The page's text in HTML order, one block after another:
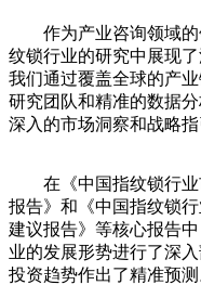
作为产业咨询领域的
纹锁行业的研究中展现
我们通过覆盖全球的产
研究团队和精准的数据
深入的市场洞察和战略指
在《中国指纹锁行业
报告》和《中国指纹锁
建议报告》等核心报告
业的发展形势进行了深
投资趋势作出了精准预